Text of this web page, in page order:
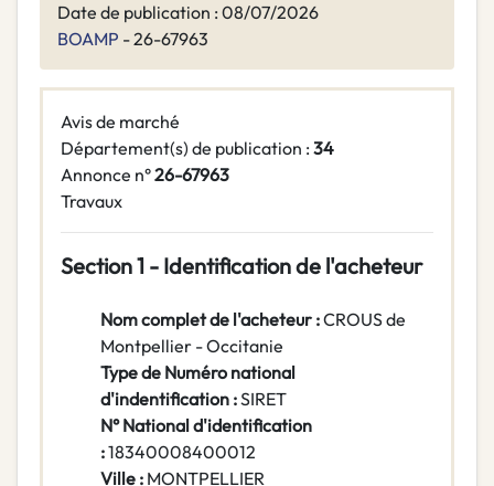
Date de publication : 08/07/2026
BOAMP - 26-67963
Avis de marché
Département(s) de publication : 34
Annonce n°26-67963
Travaux
Section 1 - Identification de l'acheteur
Nom complet de l'acheteur :CROUS de
Montpellier - Occitanie
Type de Numéro national
d'indentification :SIRET
N° National d'identification
:18340008400012
Ville : MONTPELLIER